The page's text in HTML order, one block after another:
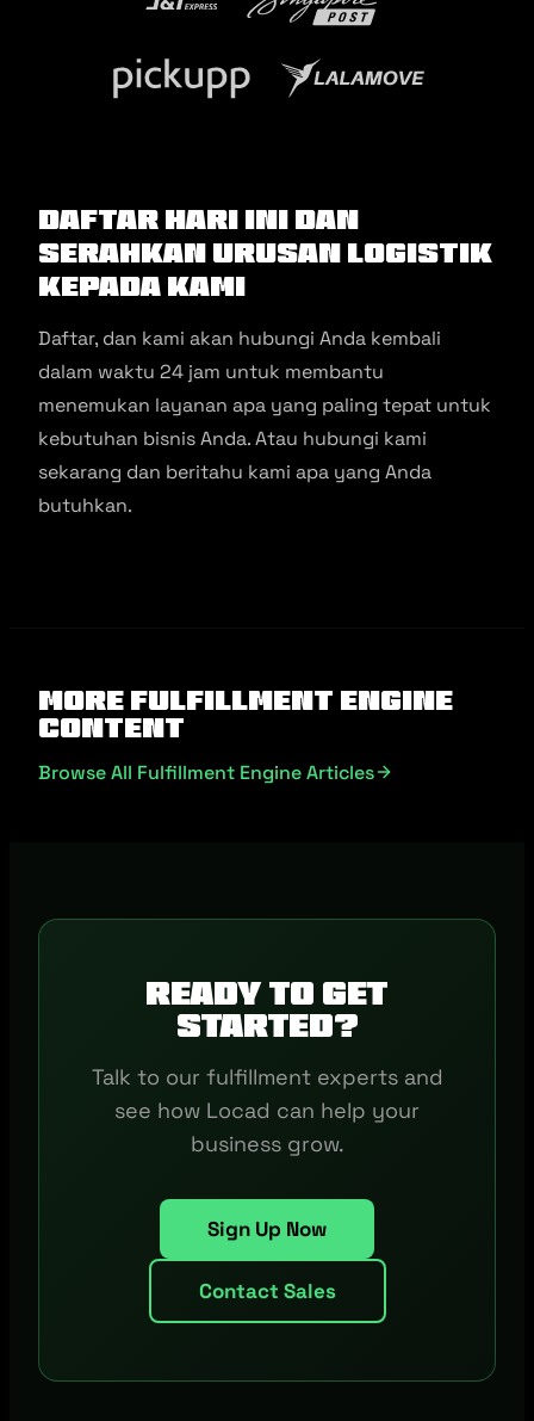
Daftar hari ini dan
serahkan urusan logistik
kepada kami
Daftar, dan kami akan hubungi Anda kembali
dalam waktu 24 jam untuk membantu
menemukan layanan apa yang paling tepat untuk
kebutuhan bisnis Anda. Atau hubungi kami
sekarang dan beritahu kami apa yang Anda
butuhkan.
More Fulfillment Engine
Content
Browse All Fulfillment Engine Articles
Ready to get
started?
Talk to our fulfillment experts and
see how Locad can help your
business grow.
Sign Up Now
Contact Sales